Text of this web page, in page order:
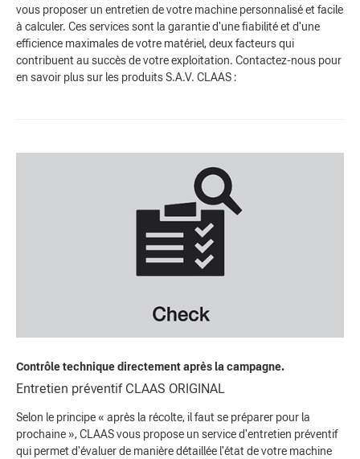
vous proposer un entretien de votre machine personnalisé et facile
à calculer. Ces services sont la garantie d'une fiabilité et d'une
efficience maximales de votre matériel, deux facteurs qui
contribuent au succès de votre exploitation. Contactez-nous pour
en savoir plus sur les produits S.A.V. CLAAS :
Contrôle technique directement après la campagne.
Entretien préventif CLAAS ORIGINAL
Selon le principe « après la récolte, il faut se préparer pour la
prochaine », CLAAS vous propose un service d'entretien préventif
qui permet d'évaluer de manière détaillée l'état de votre machine